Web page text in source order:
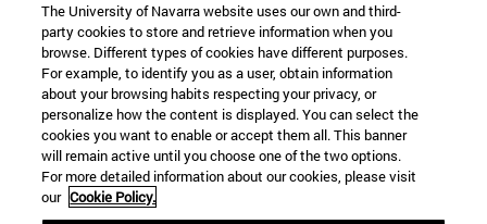
+34 912 11 30 00
Campus Nueva York (IESE)
165 W 57th St 10019-2201 Nueva York EE.UU
+1 646 346 8850
Campus Munich (IESE)
Maria-Theresia-Straße 15 81675 Múnich Alemania
The University of Navarra website uses our own and third-
party cookies to store and retrieve information when you
browse. Different types of cookies have different purposes.
For example, to identify you as a user, obtain information
about your browsing habits respecting your privacy, or
personalize how the content is displayed. You can select the
cookies you want to enable or accept them all. This banner
will remain active until you choose one of the two options.
For more detailed information about our cookies, please visit
our Cookie Policy.